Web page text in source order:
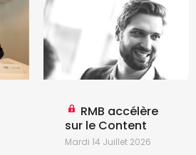
RMB accélère
sur le Content
Mardi 14 Juillet 2026